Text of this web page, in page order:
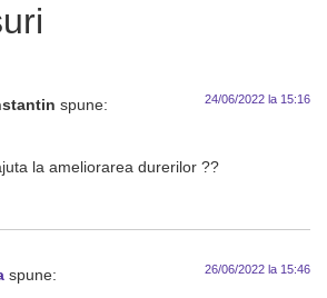
spune: 24/06/2022 la 15:16
la ameliorarea durerilor ??
spune: 26/06/2022 la 15:46